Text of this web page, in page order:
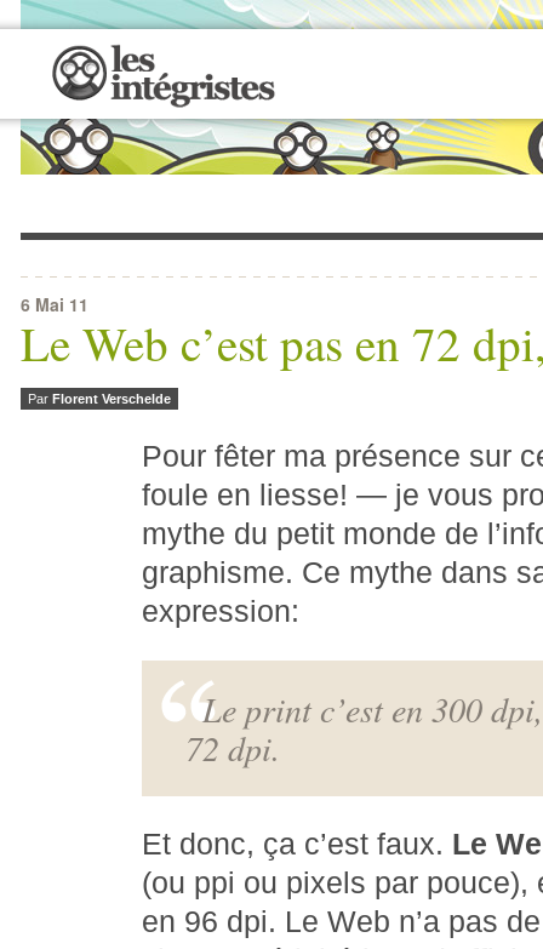
Le Web c’est pas en 72
6 Mai 11
Par Florent Verschelde
Pour fêter ma présence sur
foule en liesse! — je vous
mythe du petit monde de
graphisme. Ce mythe dans
expression:
Le print c’est en 300
72 dpi.
Et donc, ça c’est faux. Le
(ou ppi ou pixels par pouce),
en 96 dpi. Le Web n’a pas